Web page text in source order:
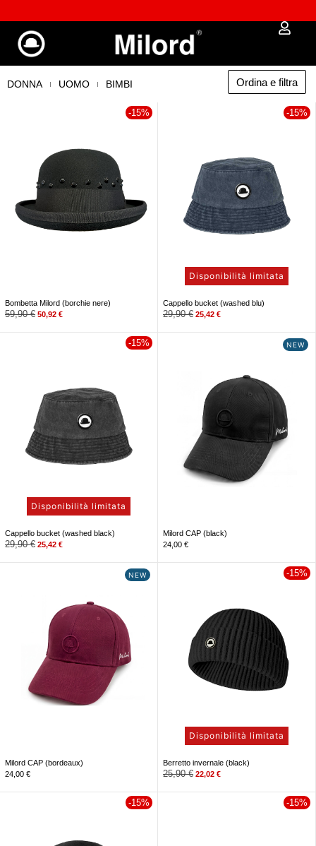
✔︎ Spedizione e reso gratuiti da €100
DONNA UOMO BIMBI Ordina e filtra
-15%
Bombetta Milord (borchie nere)
59,90€ 50,92 €
-15%
Disponibilità limitata
Cappello bucket (washed blu)
29,90€ 25,42 €
-15%
Disponibilità limitata
Cappello bucket (washed black)
29,90€ 25,42 €
NEW
Milord CAP (black)
24,00 €
NEW
Milord CAP (bordeaux)
24,00 €
-15%
Disponibilità limitata
Berretto invernale (black)
25,90€ 22,02 €
-15% -15%